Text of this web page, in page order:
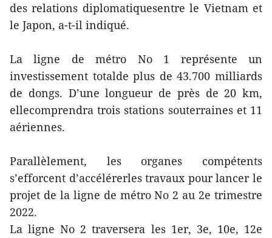
des relations diplomatiquesentre le Vietnam et
le Japon, a-t-il indiqué.
La ligne de métro No 1 représente un
investissement totalde plus de 43.700 milliards
de dongs. D’une longueur de près de 20 km,
ellecomprendra trois stations souterraines et 11
aériennes.
Parallèlement, les organes compétents
s’efforcent d’accélérerles travaux pour lancer le
projet de la ligne de métro No 2 au 2e trimestre
2022.
La ligne No 2 traversera les 1er, 3e, 10e, 12e